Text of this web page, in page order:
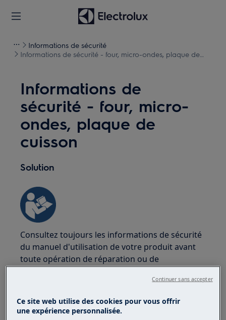
Informations de sécurité
Informations de sécurité - four, micro-ondes, plaque de
Informations de
sécurité - four, micro-
ondes, plaque de
cuisson
Solution
Consultez toujours les informations de sécurité
du manuel d'utilisation de votre produit avant
toute opération de réparation ou de
https://www.electrolux.com/support/user-manuals/
Ce site web utilise des cookies pour vous offrir
une expérience personnalisée.
Continuer sans accepter